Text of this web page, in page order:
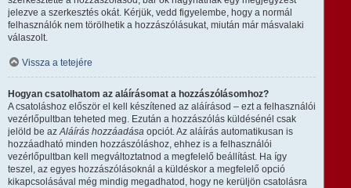
jelezve a szerkesztés okát. Kérjük, vedd figyelembe, hogy a normál
felhasználók nem törölhetik a hozzászólásukat, miután már másvalaki
válaszolt.
Vissza a tetejére
Hogyan csatolhatom az aláírásomat a hozzászólásomhoz?
A csatoláshoz először el kell készítened az aláírásod – ezt a felhasználói
vezérlőpultban teheted meg. Ezután a hozzászólás küldésénél csak
jelöld be azAláírás hozzáadása opciót. Az aláírás automatikusan is
hozzáadható minden hozzászóláshoz, ehhez is a felhasználói
vezérlőpultban kell megváltoztatnod a megfelelő beállítást. Ha így
teszel, az egyes hozzászólásoknál a küldéskor a megfelelő opció
kikapcsolásával még mindig megadhatod, hogy ne kerüljön csatolásra